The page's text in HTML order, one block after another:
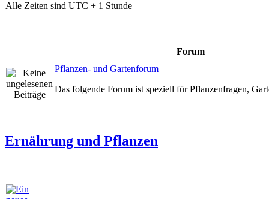
Alle Zeiten sind UTC + 1 Stunde
Forum
Pflanzen- und Gartenforum
Das folgende Forum ist speziell für Pflanzenfragen,
Ernährung und Pflanzen